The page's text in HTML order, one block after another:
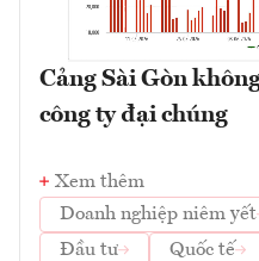
Cảng Sài Gòn
công ty đại chúng
Xem thêm
Doanh nghiệp niêm yết
Đầu tư
Quốc tế